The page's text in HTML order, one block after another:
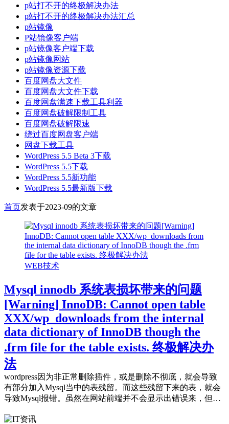
p站打不开的终极解决办法
p站打不开的终极解决办法汇总
p站镜像
P站镜像客户端
p站镜像客户端下载
p站镜像网站
p站镜像资源下载
百度网盘大文件
百度网盘大文件下载
百度网盘满速下载工具利器
百度网盘破解限制工具
百度网盘破解限速
绕过百度网盘客户端
网盘下载工具
WordPress 5.5 Beta 3下载
WordPress 5.5下载
WordPress 5.5新功能
WordPress 5.5最新版下载
首页发表于2023-09的文章
WEB技术
Mysql innodb 系统表损坏带来的问题
[Warning] InnoDB: Cannot open table
XXX/wp_downloads from the internal
data dictionary of InnoDB though the
.frm file for the table exists. 终极解决办
法
wordpress因为非正常删除插件，或是删除不彻底，就会导致
有部分加入Mysql当中的表残留。而这些残留下来的表，就会
导致Mysql报错。虽然在网站前端并不会显示出错误来，但在